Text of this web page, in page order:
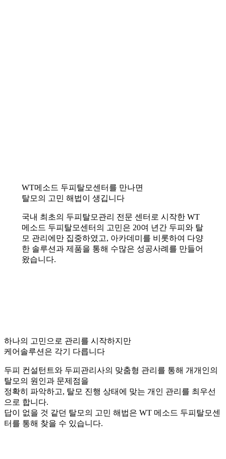
WT메소드 두피탈모센터를 만나면
탈모의 고민 해법이 생깁니다
국내 최초의 두피탈모관리 전문 센터로 시작한 WT
메소드 두피탈모센터의 고민은 20여 년간 두피와 탈
모 관리에만 집중하였고, 아카데미를 비롯하여 다양
한 솔루션과 제품을 통해 수많은 성공사례를 만들어
왔습니다.
하나의 고민으로 관리를 시작하지만
케어솔루션은 각기 다릅니다
두피 컨설턴트와 두피관리사의 맞춤형 관리를 통해 개개인의
탈모의 원인과 문제점을
정확히 파악하고, 탈모 진행 상태에 맞는 개인 관리를 최우선
으로 합니다.
답이 없을 것 같던 탈모의 고민 해법은 WT 메소드 두피탈모센
터를 통해 찾을 수 있습니다.